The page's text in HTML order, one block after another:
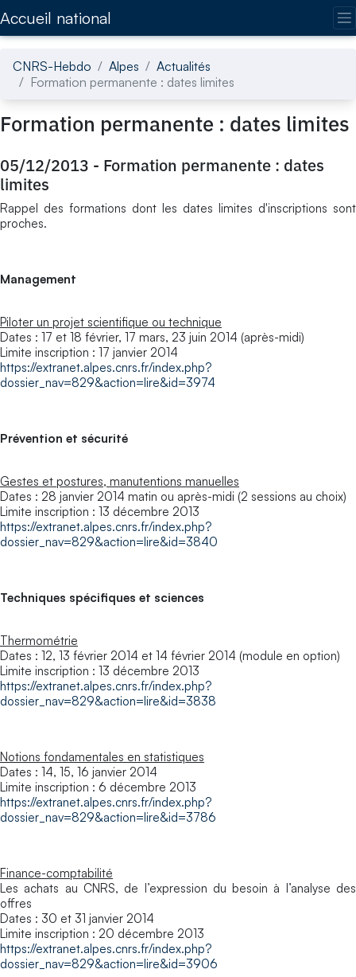
Accueil national
CNRS-Hebdo Alpes
Actualités
Formation permanente : dates limites
Formation permanente : dates limites
05/12/2013 - Formation permanente : dates
limites
Rappel des formations dont les dates limites d'inscriptions sont
proches.
Management
Piloter un projet scientifique ou technique
Dates : 17 et 18 février, 17 mars, 23 juin 2014 (après-midi)
Limite inscription : 17 janvier 2014
https://extranet.alpes.cnrs.fr/index.php?
dossier_nav=829&action=lire&id=3974
Prévention et sécurité
Gestes et postures, manutentions manuelles
Dates : 28 janvier 2014 matin ou après-midi (2 sessions au choix)
Limite inscription : 13 décembre 2013
https://extranet.alpes.cnrs.fr/index.php?
dossier_nav=829&action=lire&id=3840
Techniques spécifiques et sciences
Thermométrie
Dates : 12, 13 février 2014 et 14 février 2014 (module en option)
Limite inscription : 13 décembre 2013
https://extranet.alpes.cnrs.fr/index.php?
dossier_nav=829&action=lire&id=3838
Notions fondamentales en statistiques
Dates : 14, 15, 16 janvier 2014
Limite inscription : 6 décembre 2013
https://extranet.alpes.cnrs.fr/index.php?
dossier_nav=829&action=lire&id=3786
Finance-comptabilité
Les achats au CNRS, de l’expression du besoin à l’analyse des
offres
Dates : 30 et 31 janvier 2014
Limite inscription : 20 décembre 2013
https://extranet.alpes.cnrs.fr/index.php?
dossier_nav=829&action=lire&id=3906